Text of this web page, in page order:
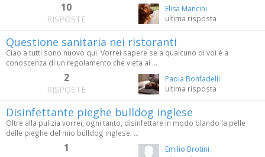
10
RISPOSTE
Elisa Mancini
ultima risposta
Questione sanitaria nei ristoranti
Ciao a tutti sono nuovo qui. Vorrei sapere se a qualcuno di voi è a
conoscenza di un regolamento che vieta ai ...
2
RISPOSTE
Paola Bonfadelli
ultima risposta
Disinfettante pieghe bulldog inglese
Oltre alla pulizia vorrei, ogni tanto, disinfettare in modo blando la pelle
delle pieghe del mio bulldog inglese. ...
1 Emilio Brotini